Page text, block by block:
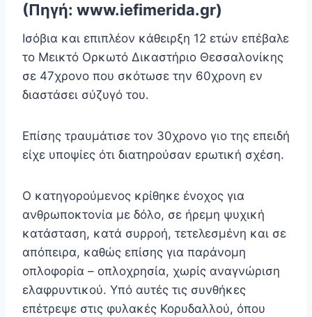
(Πηγή: www.iefimerida.gr)
Ισόβια και επιπλέον κάθειρξη 12 ετών επέβαλε
το Μεικτό Ορκωτό Δικαστήριο Θεσσαλονίκης
σε 47χρονο που σκότωσε την 60χρονη εν
διαστάσει σύζυγό του.
Επίσης τραυμάτισε τον 30χρονο γιο της επειδή
είχε υποψίες ότι διατηρούσαν ερωτική σχέση.
Ο κατηγορούμενος κρίθηκε ένοχος για
ανθρωποκτονία με δόλο, σε ήρεμη ψυχική
κατάσταση, κατά συρροή, τετελεσμένη και σε
απόπειρα, καθώς επίσης για παράνομη
οπλοφορία – οπλοχρησία, χωρίς αναγνώριση
ελαφρυντικού. Υπό αυτές τις συνθήκες
επέτρεψε στις φυλακές Κορυδαλλού, όπου